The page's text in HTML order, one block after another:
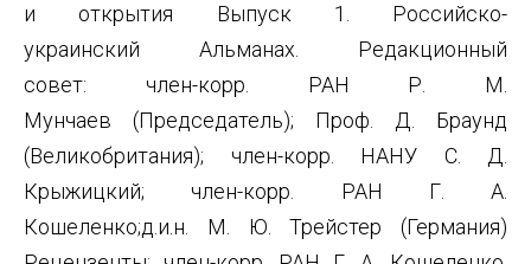
и открытия Выпуск 1. Российско-
украинский Альманах. Редакционный
совет: член-корр. РАН Р. М.
Мунчаев (Председатель); Проф. Д. Браунд
(Великобритания); член-корр. НАНУ С. Д.
Крыжицкий; член-корр. РАН Г. А.
Кошеленко;д.и.н. М. Ю. Трейстер (Германия)